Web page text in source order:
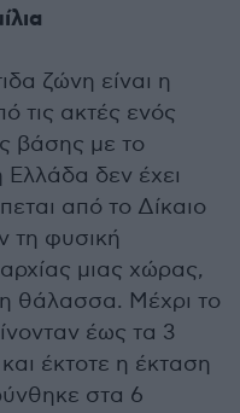
ζώνη είναι η
τις ακτές ενός
βάσης με το
δεν έχει
από το Δίκαιο
τη φυσική
μιας χώρας,
θάλασσα. Μέχρι το
έως τα 3
έκτοτε η έκταση
στα 6